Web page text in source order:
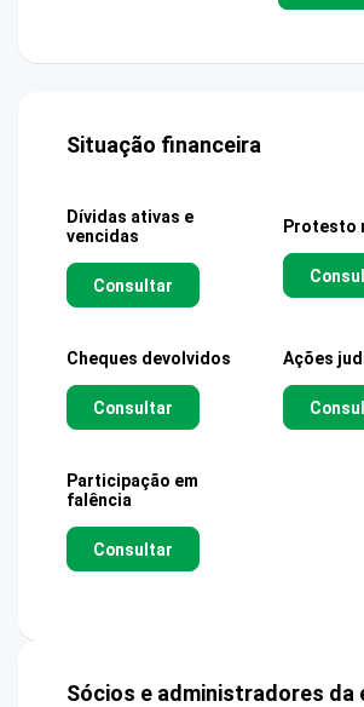
Situação financeira
Dívidas ativas e
vencidas
Consultar
Protesto
Cheques devolvidos
Consultar
Ações
Participação em
falência
Consultar
Sócios e administradores da